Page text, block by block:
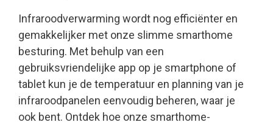
Infraroodverwarming wordt nog efficiënter en
gemakkelijker met onze slimme smarthome
besturing. Met behulp van een
gebruiksvriendelijke app op je smartphone of
tablet kun je de temperatuur en planning van je
infraroodpanelen eenvoudig beheren, waar je
ook bent. Ontdek hoe onze smarthome-